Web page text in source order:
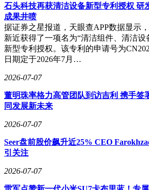
石头科技再获清洁设备新型专利授权 研
成果井喷
据证券之星报道，天眼查APP数据显示，
新近获得了一项名为“清洁组件、清洁设
新型专利授权。该专利的申请号为
日期定于2026年7月…
2026-07-07
董明珠率格力高管团队到访吉利 携手签
同发展新未来
2026-07-07
Seer盘前股价飙升近25% CEO
引关注
2026-07-07